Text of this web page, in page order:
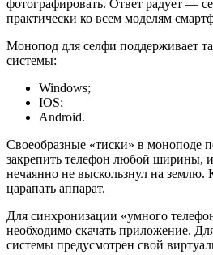
фотографировать. Ответ радует —
практически ко всем моделям
Монопод для селфи поддерживает
системы:
Windows;
IOS;
Android.
Своеобразные «тиски» в моноподе
закрепить телефон любой ширины,
нечаянно не выскользнул на
царапать аппарат.
Для синхронизации «умного
необходимо скачать приложение.
системы предусмотрен свой